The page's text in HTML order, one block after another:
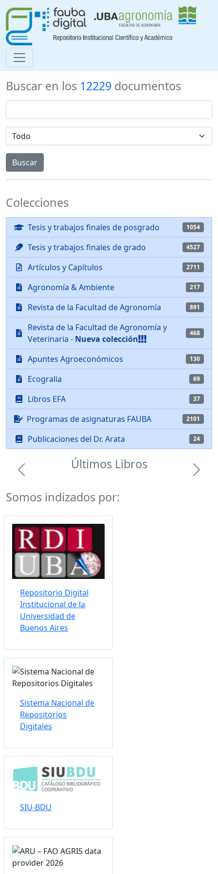
Buscar en los 12229 documentos
Colecciones
Tesis y trabajos finales de posgrado 1054
Tesis y trabajos finales de grado 4527
Artículos y Capítulos 2711
Agronomía & Ambiente 217
Revista de la Facultad de Agronomía 891
Revista de la Facultad de Agronomía y
Veterinaria - Nueva colección
468
Apuntes Agroeconómicos 130
Ecogralia 69
Libros EFA 37
Programas de asignaturas FAUBA 2101
Publicaciones del Dr. Arata 24
Últimos Libros
Previous Next
Somos indizados por:
Repositorio Digital
Institucional de la
Universidad de
Buenos Aires
Sistema Nacional de
Repositorios
Digitales
SIU-BDU